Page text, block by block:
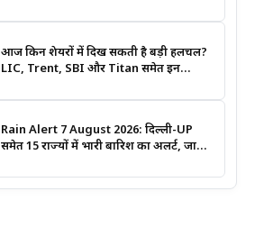
आज किन शेयरों में दिख सकती है बड़ी हलचल?
LIC, Trent, SBI और Titan समेत इन
Rain Alert 7 August 2026: दिल्ली-UP
समेत 15 राज्यों में भारी बारिश का अलर्ट, जानिए